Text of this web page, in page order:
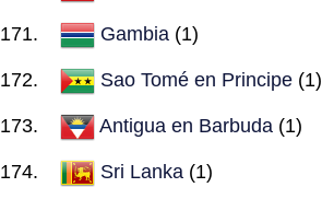
Gambia (1)
Sao Tomé en Principe (1)
Antigua en Barbuda (1)
Sri Lanka (1)